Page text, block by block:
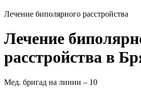
Лечение биполярного расстройства
Лечение
расстройства в
Мед. бригад на линии – 10